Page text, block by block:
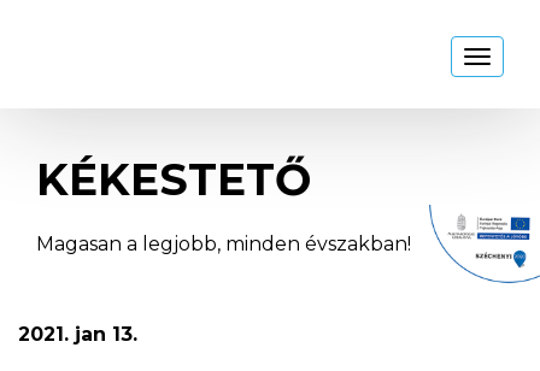
KÉKESTETŐ
Magasan a legjobb, minden évszakban!
2021. jan 13.